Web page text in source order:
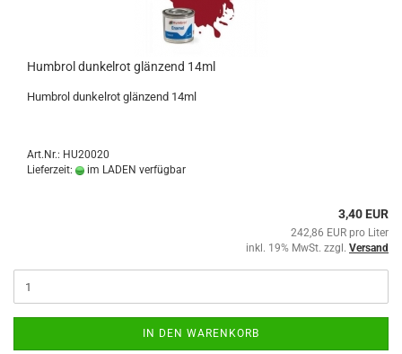
Humbrol dunkelrot glänzend 14ml
Humbrol dunkelrot glänzend 14ml
Art.Nr.: HU20020
Lieferzeit:
im LADEN verfügbar
3,40 EUR
242,86 EUR pro Liter
inkl. 19% MwSt. zzgl. Versand
IN DEN WARENKORB